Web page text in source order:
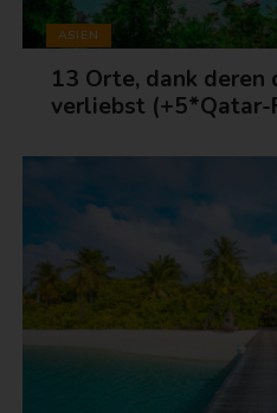
ASIEN
13 Orte, dank deren
verliebst (+5*Qatar-